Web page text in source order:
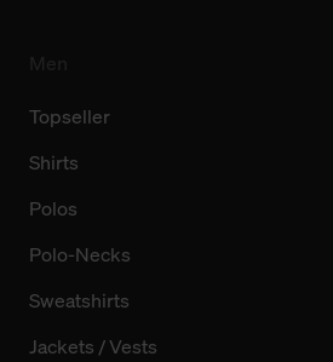
Topseller
Shirts
Polos
Polo-Necks
Sweatshirts
Jackets / Vests